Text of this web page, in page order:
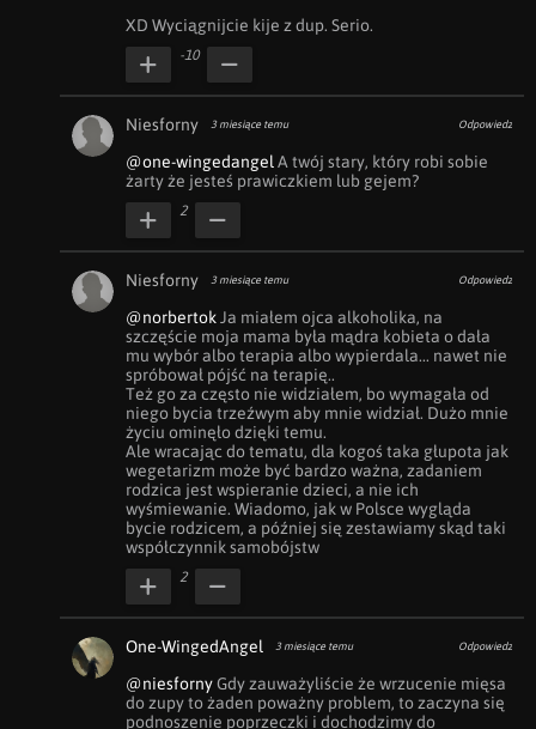
XD Wyciągnijcie kije z dup. Serio.
-10
Niesforny 3 miesiące temu Odpowiedz
@one-wingedangel A twój stary, który robi sobie
żarty że jesteś prawiczkiem lub gejem?
2
Niesforny 3 miesiące temu Odpowiedz
@norbertok Ja miałem ojca alkoholika, na
szczęście moja mama była mądra kobieta o dała
mu wybór albo terapia albo wypierdala... nawet nie
spróbował pójść na terapię..
Też go za często nie widziałem, bo wymagała od
niego bycia trzeźwym aby mnie widział. Dużo mnie
życiu ominęło dzięki temu.
Ale wracając do tematu, dla kogoś taka głupota jak
wegetarizm może być bardzo ważna, zadaniem
rodzica jest wspieranie dzieci, a nie ich
wyśmiewanie. Wiadomo, jak w Polsce wygląda
bycie rodzicem, a później się zestawiamy skąd taki
współczynnik samobójstw
2
One-WingedAngel 3 miesiące temu Odpowiedz
@niesforny Gdy zauważyliście że wrzucenie mięsa
do zupy to żaden poważny problem, to zaczyna się
podnoszenie poprzeczki i dochodzimy do